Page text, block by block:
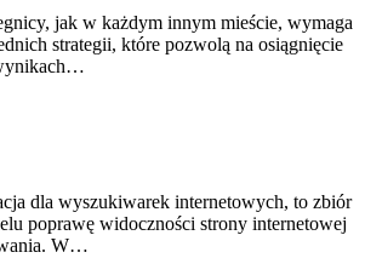
jak w każdym innym mieście, wymaga
strategii, które pozwolą na osiągnięcie
dla wyszukiwarek internetowych, to zbiór
poprawę widoczności strony internetowej
W…